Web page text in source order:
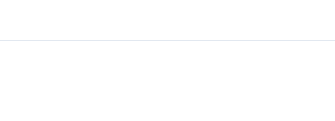
～舞蹈團 公益關懷好修老人長期照顧中心